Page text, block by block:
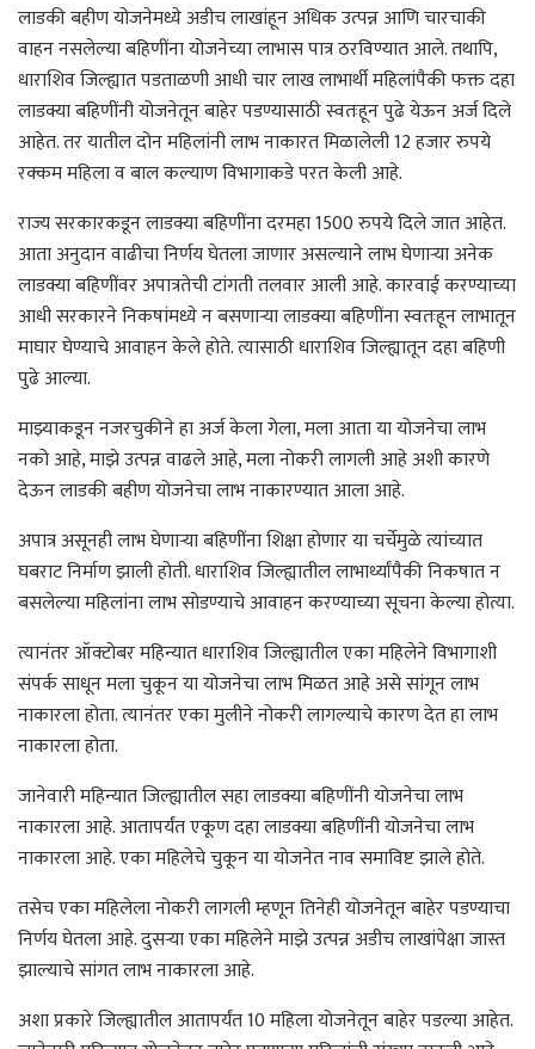
लाडकी बहीण योजनेमध्ये अडीच लाखांहून अधिक उत्पन्न आणि चारचाकी
वाहन नसलेल्या बहिणींना योजनेच्या लाभास पात्र ठरविण्यात आले. तथापि,
धाराशिव जिल्ह्यात पडताळणी आधी चार लाख लाभार्थी महिलांपैकी फक्त दहा
लाडक्या बहिणींनी योजनेतून बाहेर पडण्यासाठी स्वतःहून पुढे येऊन अर्ज दिले
आहेत. तर यातील दोन महिलांनी लाभ नाकारत मिळालेली 12 हजार रुपये
रक्कम महिला व बाल कल्याण विभागाकडे परत केली आहे.
राज्य सरकारकडून लाडक्या बहिणींना दरमहा 1500 रुपये दिले जात आहेत.
आता अनुदान वाढीचा निर्णय घेतला जाणार असल्याने लाभ घेणार्‍या अनेक
लाडक्या बहिणींवर अपात्रतेची टांगती तलवार आली आहे. कारवाई करण्याच्या
आधी सरकारने निकषांमध्ये न बसणार्‍या लाडक्या बहिणींना स्वतःहून लाभातून
माघार घेण्याचे आवाहन केले होते. त्यासाठी धाराशिव जिल्ह्यातून दहा बहिणी
पुढे आल्या.
माझ्याकडून नजरचुकीने हा अर्ज केला गेला, मला आता या योजनेचा लाभ
नको आहे, माझे उत्पन्न वाढले आहे, मला नोकरी लागली आहे अशी कारणे
देऊन लाडकी बहीण योजनेचा लाभ नाकारण्यात आला आहे.
अपात्र असूनही लाभ घेणार्‍या बहिणींना शिक्षा होणार या चर्चेमुळे त्यांच्यात
घबराट निर्माण झाली होती. धाराशिव जिल्ह्यातील लाभार्थ्यांपैकी निकषात न
बसलेल्या महिलांना लाभ सोडण्याचे आवाहन करण्याच्या सूचना केल्या होत्या.
त्यानंतर ऑक्टोबर महिन्यात धाराशिव जिल्ह्यातील एका महिलेने विभागाशी
संपर्क साधून मला चुकून या योजनेचा लाभ मिळत आहे असे सांगून लाभ
नाकारला होता. त्यानंतर एका मुलीने नोकरी लागल्याचे कारण देत हा लाभ
नाकारला होता.
जानेवारी महिन्यात जिल्ह्यातील सहा लाडक्या बहिणींनी योजनेचा लाभ
नाकारला आहे. आतापर्यंत एकूण दहा लाडक्या बहिणींनी योजनेचा लाभ
नाकारला आहे. एका महिलेचे चुकून या योजनेत नाव समाविष्ट झाले होते.
तसेच एका महिलेला नोकरी लागली म्हणून तिनेही योजनेतून बाहेर पडण्याचा
निर्णय घेतला आहे. दुसर्‍या एका महिलेने माझे उत्पन्न अडीच लाखांपेक्षा जास्त
झाल्याचे सांगत लाभ नाकारला आहे.
अशा प्रकारे जिल्ह्यातील आतापर्यंत 10 महिला योजनेतून बाहेर पडल्या आहेत.